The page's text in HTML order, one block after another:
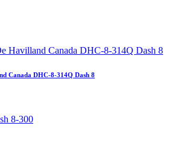
Canada DHC-8-314Q Dash 8